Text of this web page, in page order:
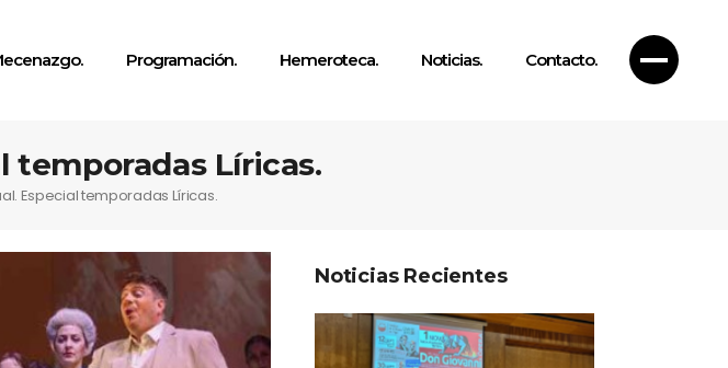
Programación. Hemeroteca. Noticias. Contacto.
temporadas Líricas.
Especial temporadas Líricas.
Noticias Recientes